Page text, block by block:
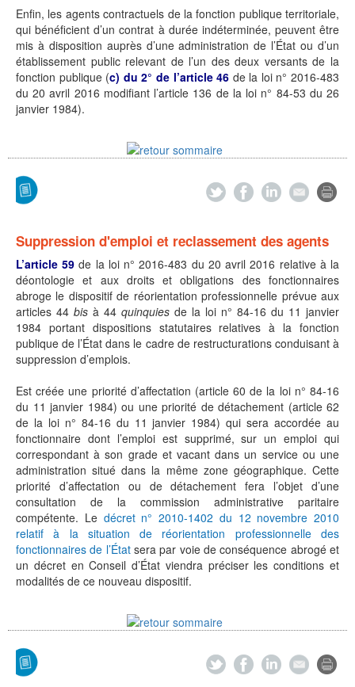
Enfin, les agents contractuels de la fonction publique territoriale,
qui bénéficient d’un contrat à durée indéterminée, peuvent être
mis à disposition auprès d’une administration de l’État ou d’un
établissement public relevant de l’un des deux versants de la
fonction publique (c) du 2° de l’article 46 de la loi n° 2016-483
du 20 avril 2016 modifiant l’article 136 de la loi n° 84-53 du 26
janvier 1984).
Suppression d'emploi et reclassement des agents
L’article 59 de la loi n° 2016-483 du 20 avril 2016 relative à la
déontologie et aux droits et obligations des fonctionnaires
abroge le dispositif de réorientation professionnelle prévue aux
articles 44 bis à 44 quinquies de la loi n° 84-16 du 11 janvier
1984 portant dispositions statutaires relatives à la fonction
publique de l’État dans le cadre de restructurations conduisant à
suppression d’emplois.
Est créée une priorité d’affectation (article 60 de la loi n° 84-16
du 11 janvier 1984) ou une priorité de détachement (article 62
de la loi n° 84-16 du 11 janvier 1984) qui sera accordée au
fonctionnaire dont l’emploi est supprimé, sur un emploi qui
correspondant à son grade et vacant dans un service ou une
administration situé dans la même zone géographique. Cette
priorité d’affectation ou de détachement fera l’objet d’une
consultation de la commission administrative paritaire
compétente. Le décret n° 2010-1402 du 12 novembre 2010
relatif à la situation de réorientation professionnelle des
fonctionnaires de l’Étatsera par voie de conséquence abrogé et
un décret en Conseil d’État viendra préciser les conditions et
modalités de ce nouveau dispositif.